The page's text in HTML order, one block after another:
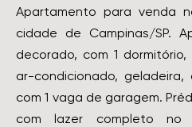
Apartamento para venda
cidade de Campinas/SP.
decorado, com 1
ar-condicionado,
com 1 vaga de garagem.
com lazer completo